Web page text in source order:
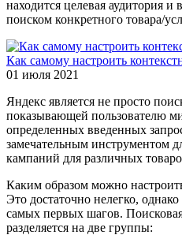
находится целевая аудитория и
поиском конкретного товара/
Как самому настроить
01 июля 2021
Яндекс является не просто
показывающей пользователю
определенных введенных
замечательным инструментом
кампаний для различных
Каким образом можно
Это достаточно нелегко,
самых первых шагов.
разделяется на две группы: